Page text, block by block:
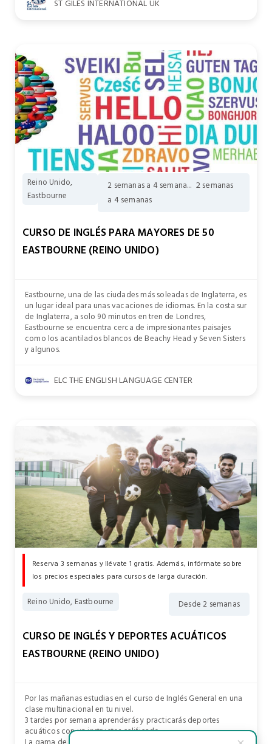
ST GILES INTERNATIONAL UK
Reino Unido,
Eastbourne
2 semanas a 4 semana... 2 semanas
a 4 semanas
CURSO DE INGLÉS PARA MAYORES DE 50
EASTBOURNE (REINO UNIDO)
Eastbourne, una de las ciudades más soleadas de Inglaterra, es
un lugar ideal para unas vacaciones de idiomas. En la costa sur
de Inglaterra, a solo 90 minutos en tren de Londres,
Eastbourne se encuentra cerca de impresionantes paisajes
como los acantilados blancos de Beachy Head y Seven Sisters
y algunos.
ELC THE ENGLISH LANGUAGE CENTER
Reserva 3 semanas y llévate 1 gratis. Además, infórmate sobre
los precios especiales para cursos de larga duración.
Reino Unido, Eastbourne Desde 2 semanas
CURSO DE INGLÉS Y DEPORTES ACUÁTICOS
EASTBOURNE (REINO UNIDO)
Por las mañanas estudias en el curso de Inglés General en una
clase multinacional en tu nivel.
3 tardes por semana aprenderás y practicarás deportes
acuáticos con un instructor calificado.